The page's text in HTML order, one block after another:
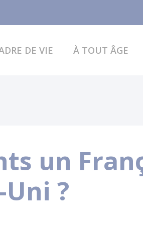
DE VIE À TOUT ÂGE
un
?